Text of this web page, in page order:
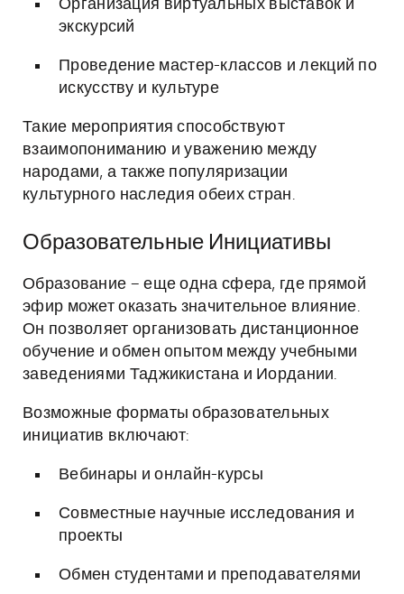
Организация виртуальных выставок и
экскурсий
Проведение мастер-классов и лекций по
искусству и культуре
Такие мероприятия способствуют
взаимопониманию и уважению между
народами, а также популяризации
культурного наследия обеих стран.
Образовательные Инициативы
Образование – еще одна сфера, где прямой
эфир может оказать значительное влияние.
Он позволяет организовать дистанционное
обучение и обмен опытом между учебными
заведениями Таджикистана и Иордании.
Возможные форматы образовательных
инициатив включают:
Вебинары и онлайн-курсы
Совместные научные исследования и
проекты
Обмен студентами и преподавателями